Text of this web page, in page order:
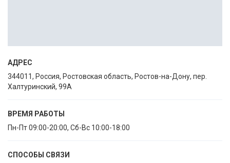
АДРЕС
344011, Россия, Ростовская область, Ростов-на-Дону, пер.
Халтуринский, 99А
ВРЕМЯ РАБОТЫ
Пн-Пт 09:00-20:00, Сб-Вс 10:00-18:00
СПОСОБЫ CВЯЗИ